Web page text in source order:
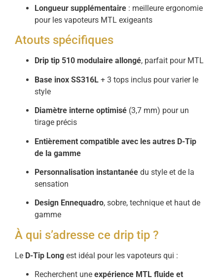
Longueur supplémentaire : meilleure ergonomie
pour les vapoteurs MTL exigeants
Atouts spécifiques
Drip tip 510 modulaire allongé, parfait pour MTL
Base inox SS316L + 3 tops inclus pour varier le
style
Diamètre interne optimisé (3,7 mm) pour un
tirage précis
Entièrement compatible avec les autres D-Tip
de la gamme
Personnalisation instantanée du style et de la
sensation
Design Ennequadro, sobre, technique et haut de
gamme
À qui s’adresse ce drip tip ?
Le D-Tip Long est idéal pour les vapoteurs qui :
Recherchent une expérience MTL fluide et